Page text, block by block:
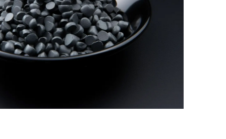
Português
العربية
Nederland
Polska